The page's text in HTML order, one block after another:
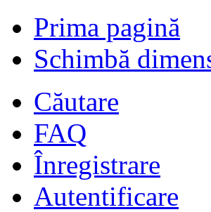
Prima pagină
Schimbă
Căutare
FAQ
Înregistrare
Autentificare